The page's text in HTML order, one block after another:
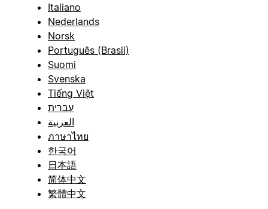
Italiano
Nederlands
Norsk
Português (Brasil)
Suomi
Svenska
Tiếng Việt
עברית
العربية
ภาษาไทย
한국어
日本語
简体中文
繁體中文